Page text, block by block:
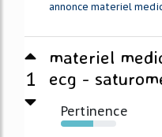
annonce materiel
1
materiel
ecg -
Pertinence
58%